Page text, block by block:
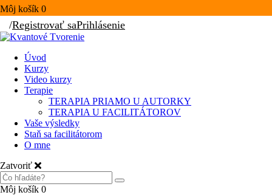
Môj košík 0
/Registrovať saPrihlásenie
Úvod
Kurzy
Video kurzy
Terapie
TERAPIA PRIAMO U AUTORKY
TERAPIA U FACILITÁTOROV
Vaše výsledky
Staň sa facilitátorom
O mne
Zatvoriť
Môj košík 0